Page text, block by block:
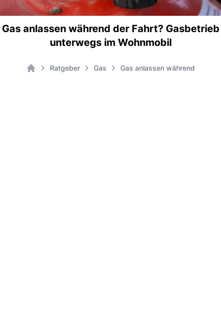
Gas anlassen während der Fahrt? Gasbetrieb
unterwegs im Wohnmobil
Ratgeber Gas Gas anlassen während der